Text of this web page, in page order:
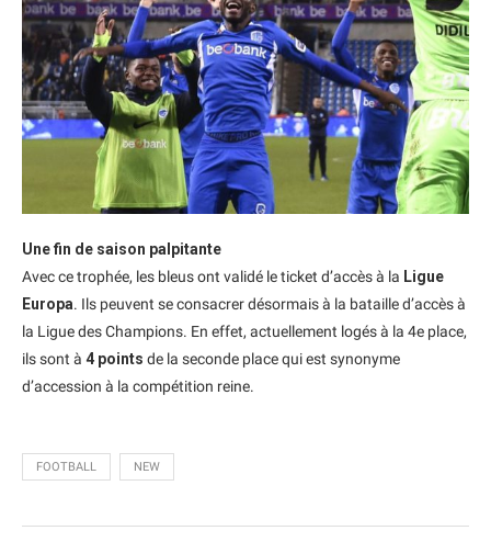
Une fin de saison palpitante
Avec ce trophée, les bleus ont validé le ticket d’accès à la Ligue
Europa. Ils peuvent se consacrer désormais à la bataille d’accès à
la Ligue des Champions. En effet, actuellement logés à la 4e place,
ils sont à 4 points de la seconde place qui est synonyme
d’accession à la compétition reine.
FOOTBALL NEW